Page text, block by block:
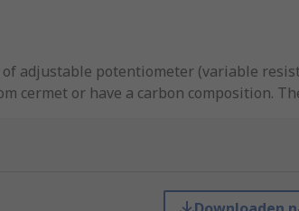
adjustable potentiometer (variable
cermet or have a carbon composition.
component. Trim pots let you set